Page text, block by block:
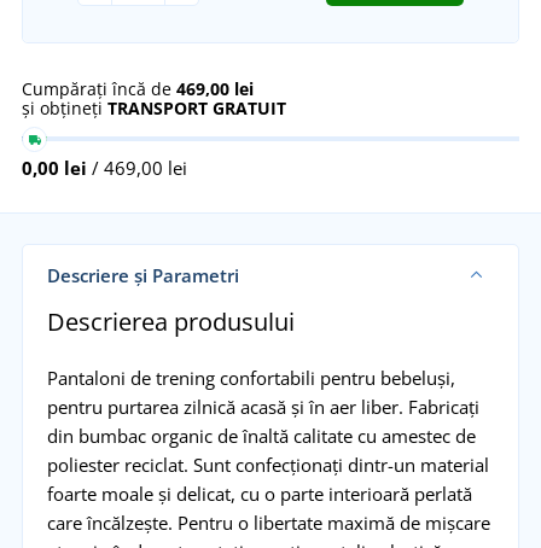
Cumpărați încă de 469,00 lei
și obțineți TRANSPORT GRATUIT
0,00 lei / 469,00 lei
Descriere și Parametri
Descrierea produsului
Pantaloni de trening confortabili pentru bebeluși,
pentru purtarea zilnică acasă și în aer liber. Fabricați
din bumbac organic de înaltă calitate cu amestec de
poliester reciclat. Sunt confecționați dintr-un material
foarte moale și delicat, cu o parte interioară perlată
care încălzește. Pentru o libertate maximă de mișcare